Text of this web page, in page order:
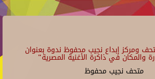
ومركز إبداع نجيب محفوظ ندوة بعنوان
والمكان في ذاكرة الأغنية المصرية"
متحف نجيب محفوظ